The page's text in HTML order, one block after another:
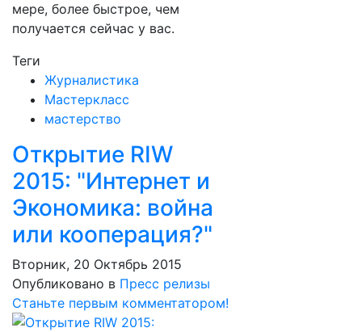
мере, более быстрое, чем
получается сейчас у вас.
Теги
Журналистика
Мастеркласс
мастерство
Открытие RIW
2015: "Интернет и
Экономика: война
или кооперация?"
Вторник, 20 Октябрь 2015
Опубликовано в Пресс релизы
Станьте первым комментатором!